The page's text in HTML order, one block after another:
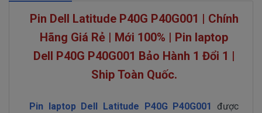
Pin Dell Latitude P40G P40G001 | Chính
Hãng Giá Rẻ | Mới 100% | Pin laptop
Dell P40G P40G001 Bảo Hành 1 Đổi 1 |
Ship Toàn Quốc.
Pin laptop Dell Latitude P40G P40G001
được